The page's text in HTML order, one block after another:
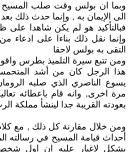
وبما ان بولس وقت صلب المسيح
الى الإيمان به , وإنما حدث ذلك
فبالتأكيد هو لم يكن شاهدا
وإنما نقل ذلك بناءا على
التقى به بولس لاحقا
ومن تتبع سيرة التلميذ بطرس
هذا الرجل كان من أشد
يسوع الناصري الذي صلبه
مرة اخرى, وانه قام باعطائه
بعودته القريبة جدا لينشأ مملكة
ومن خلال مقارنة كل ذلك , مع
أحداث قيامة المسيح في رسالته
بشكل لاغبار عليه ان اول